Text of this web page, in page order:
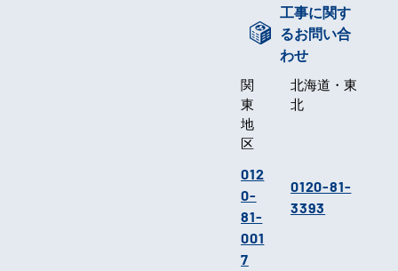
工事に関す
るお問い合
わせ
関
東
地
区
012
0-
81-
001
7
北海道・東
北
0120-81-
3393